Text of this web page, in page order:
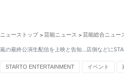
ニューストップ > 芸能ニュース > 芸能総合ニュー
嵐の最終公演生配信を上映と告知…店側などに
STARTO ENTERTAINMENT イベント